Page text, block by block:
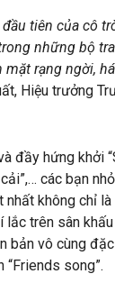
tiên của cô
những bộ
mặt rạng ngời,
Hiệu trưởng
đầy hứng khởi
các bạn
không chỉ
trên sân
bản vô cùng
“Friends song”.